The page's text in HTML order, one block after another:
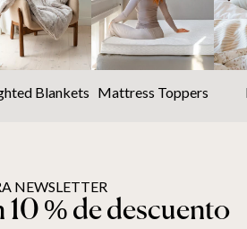
Blankets Mattress Toppers
NEWSLETTER
10 % de descuento